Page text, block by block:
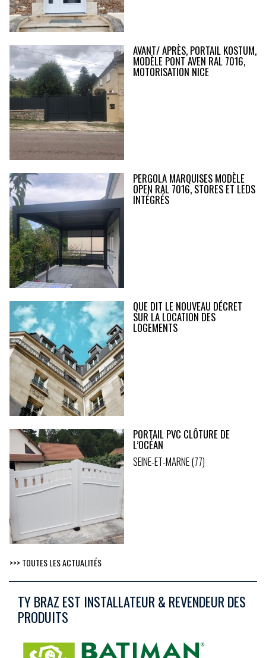
AVANT/ APRÈS, PORTAIL KOSTUM,
MODÈLE PONT AVEN RAL 7016,
MOTORISATION NICE
PERGOLA MARQUISES MODÈLE
OPEN RAL 7016, STORES ET LEDS
INTÉGRÉS
QUE DIT LE NOUVEAU DÉCRET
SUR LA LOCATION DES
LOGEMENTS
PORTAIL PVC CLÔTURE DE
L’OCÉAN
SEINE-ET-MARNE (77)
>>> TOUTES LES ACTUALITÉS
TY BRAZ EST INSTALLATEUR & REVENDEUR DES
PRODUITS